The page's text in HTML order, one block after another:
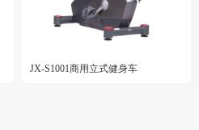
JX-S1001商用立式健身车